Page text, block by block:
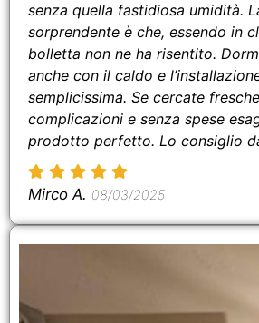
senza quella fastidiosa umidità.
sorprendente è che, essendo in
bolletta non ne ha risentito.
anche con il caldo e
semplicissima. Se cercate
complicazioni e senza spese
prodotto perfetto. Lo consiglio
Mirco A. 08/03/2025